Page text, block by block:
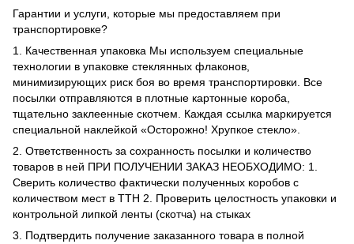
Гарантии и услуги, которые мы предоставляем при
транспортировке?
1. Качественная упаковка Мы используем специальные
технологии в упаковке стеклянных флаконов,
минимизирующих риск боя во время транспортировки. Все
посылки отправляются в плотные картонные короба,
тщательно заклеенные скотчем. Каждая ссылка маркируется
специальной наклейкой «Осторожно! Хрупкое стекло».
2. Ответственность за сохранность посылки и количество
товаров в ней ПРИ ПОЛУЧЕНИИ ЗАКАЗ НЕОБХОДИМО: 1.
Сверить количество фактически полученных коробов с
количеством мест в ТТН 2. Проверить целостность упаковки и
контрольной липкой ленты (скотча) на стыках
3. Подтвердить получение заказанного товара в полной